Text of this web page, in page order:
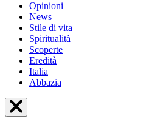
Opinioni
News
Stile di vita
Spiritualità
Scoperte
Eredità
Italia
Abbazia